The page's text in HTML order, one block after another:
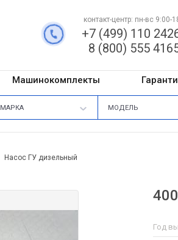
контакт-центр: пн-вс 9:00-
+7 (499) 110
8 (800) 555
Машинокомплекты
МАРКА МОДЕЛЬ
Насос ГУ дизельный
Год